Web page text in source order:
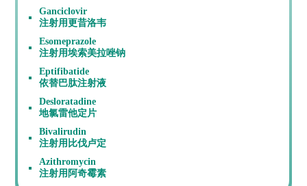
Ganciclovir
注射用更昔洛韦
Esomeprazole
注射用埃索美拉唑钠
Eptifibatide
依替巴肽注射液
Desloratadine
地氯雷他定片
Bivalirudin
注射用比伐卢定
Azithromycin
注射用阿奇霉素